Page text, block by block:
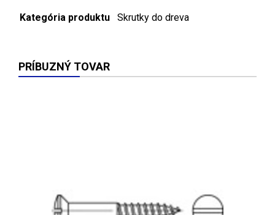
Kategória produktu Skrutky do dreva
PRÍBUZNÝ TOVAR